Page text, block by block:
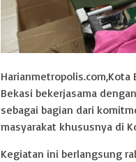
Harianmetropolis.com,Kota
Bekasi bekerjasama
sebagai bagian dari
masyarakat khususnya di
Kegiatan ini berlangsung